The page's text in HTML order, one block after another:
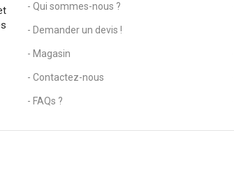
- Qui sommes-nous ?
- Demander un devis !
- Magasin
- Contactez-nous
- FAQs ?